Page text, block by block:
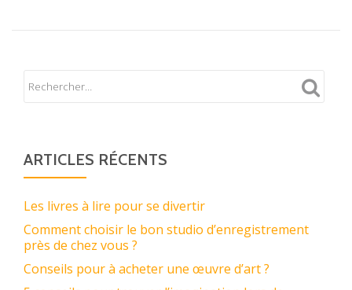
ARTICLES RÉCENTS
Les livres à lire pour se divertir
Comment choisir le bon studio d’enregistrement
près de chez vous ?
Conseils pour à acheter une œuvre d’art ?